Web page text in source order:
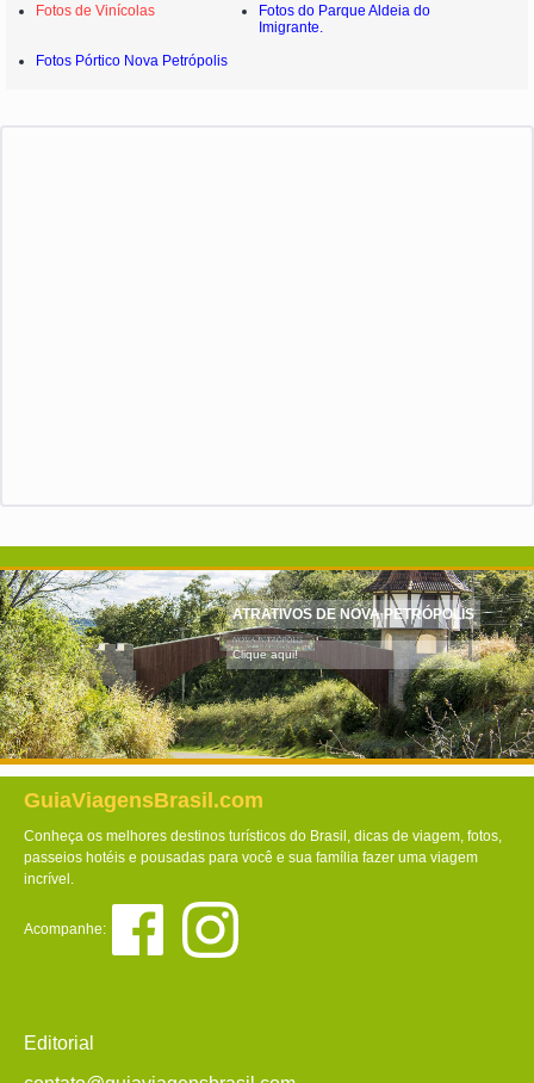
Fotos de Vinícolas
Fotos do Parque Aldeia do
Imigrante.
Fotos Pórtico Nova Petrópolis
ATRATIVOS DE NOVA PETRÓPOLIS
Clique aqui!
GuiaViagensBrasil.com
Conheça os melhores destinos turísticos do Brasil, dicas de viagem, fotos,
passeios hotéis e pousadas para você e sua família fazer uma viagem
incrível.
Acompanhe:
Editorial